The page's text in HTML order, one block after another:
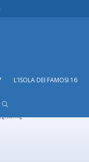
L'ISOLA DEI FAMOSI 16